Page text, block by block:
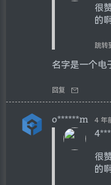
很
的
跳转
名字是一个电
回复
o******m 4 年
很
的